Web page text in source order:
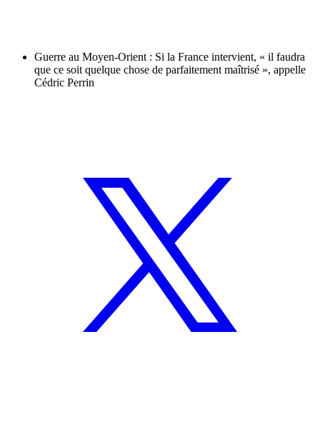
Guerre au Moyen-Orient : Si la France intervient, « il faudra
que ce soit quelque chose de parfaitement maîtrisé », appelle
Cédric Perrin